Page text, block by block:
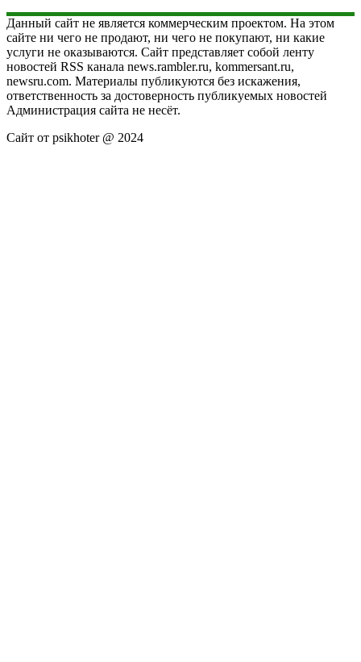
Данный сайт не является коммерческим проектом. На этом
сайте ни чего не продают, ни чего не покупают, ни какие
услуги не оказываются. Сайт представляет собой ленту
новостей RSS канала news.rambler.ru, kommersant.ru,
newsru.com. Материалы публикуются без искажения,
ответственность за достоверность публикуемых новостей
Администрация сайта не несёт.
Сайт от psikhoter @ 2024